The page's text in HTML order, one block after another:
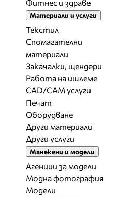
Фитнес и здраве
Материали и услуги
Текстил
Спомагателни
материали
Закачалки, щендери
Работа на ишлеме
CAD/CAM услуги
Печат
Оборудване
Други материали
Други услуги
Манекени и модели
Агенции за модели
Модна фотография
Модели